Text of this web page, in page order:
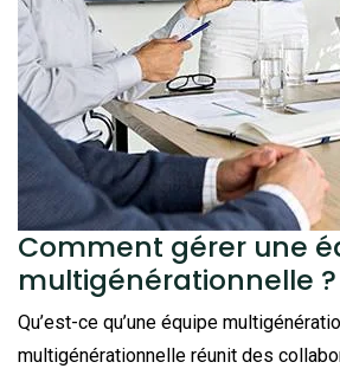
Comment gérer une
multigénérationnelle ?
Qu’est-ce qu’une équipe
multigénérationnelle réunit des